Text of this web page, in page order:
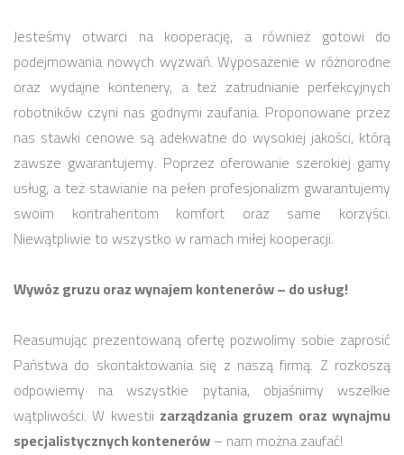
Jesteśmy otwarci na kooperację, a również gotowi do
podejmowania nowych wyzwań. Wyposażenie w różnorodne
oraz wydajne kontenery, a też zatrudnianie perfekcyjnych
robotników czyni nas godnymi zaufania. Proponowane przez
nas stawki cenowe są adekwatne do wysokiej jakości, którą
zawsze gwarantujemy. Poprzez oferowanie szerokiej gamy
usług, a też stawianie na pełen profesjonalizm gwarantujemy
swoim kontrahentom komfort oraz same korzyści.
Niewątpliwie to wszystko w ramach miłej kooperacji.
Wywóz gruzu oraz wynajem kontenerów – do usług!
Reasumując prezentowaną ofertę pozwolimy sobie zaprosić
Państwa do skontaktowania się z naszą firmą. Z rozkoszą
odpowiemy na wszystkie pytania, objaśnimy wszelkie
wątpliwości. W kwestii zarządzania gruzem oraz wynajmu
specjalistycznych kontenerów– nam można zaufać!